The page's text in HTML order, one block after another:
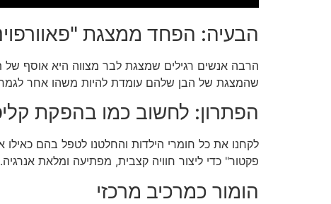
הבעיה: הפחד ממצגת
הרבה אנשים רגילים שמצגת לבר מצווה היא אוסף של
שהמצגת של הבן שלהם עומדת להיות משהו אחר
הפתרון: לחשוב כמו בהפקת
לקחנו את כל חומרי הילדות והחלטנו לטפל בהם כאילו
פקטור" כדי ליצור חוויה קצבית, מפתיעה ומלאת אנרגיה.
הומור כמרכיב מרכזי